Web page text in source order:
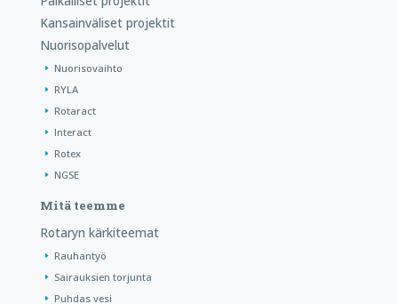
Kansainväliset projektit
Nuorisopalvelut
Nuorisovaihto
RYLA
Rotaract
Interact
Rotex
NGSE
Mitä teemme
Rotaryn kärkiteemat
Rauhantyö
Sairauksien torjunta
Puhdas vesi